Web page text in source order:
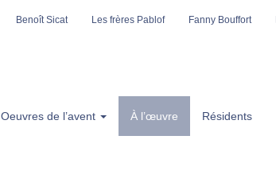
Benoît Sicat Les frères Pablof Fanny Bouffort
Oeuvres de l’avent À l’œuvre Résidents